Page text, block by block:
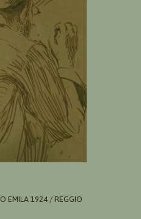
EMILA 1924 / REGGIO